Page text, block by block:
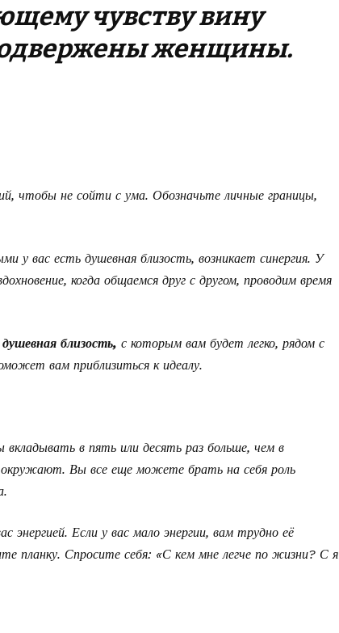
чувству вину
женщины.
чтобы не сойти с ума. Обозначьте личные границы,
у вас есть душевная близость, возникает синергия. У
когда общаемся друг с другом, проводим время
близость, с которым вам будет легко, рядом с
вам приблизиться к идеалу.
в пять или десять раз больше, чем в
Вы все еще можете брать на себя роль
Если у вас мало энергии, вам трудно её
планку. Спросите себя: «С кем мне легче по жизни? С я